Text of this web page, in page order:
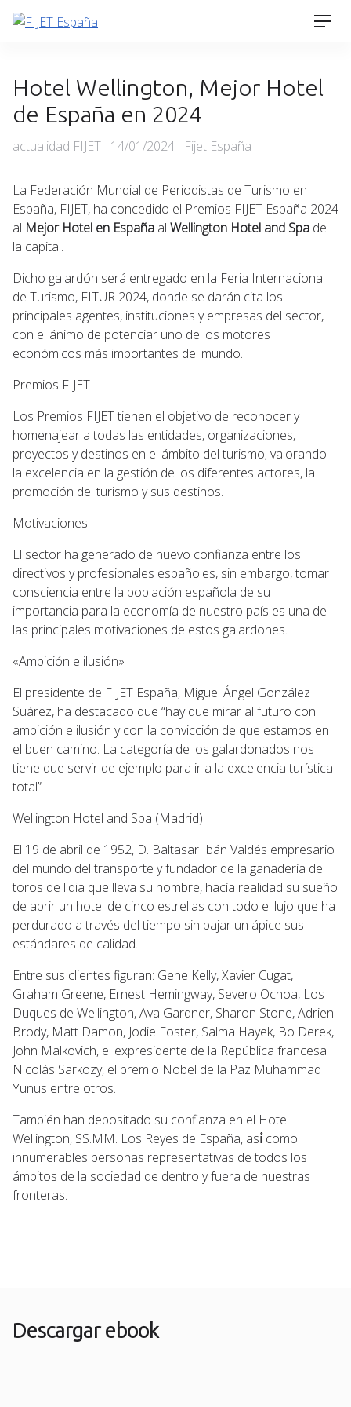
Skip
Hotel Wellington, Mejor Hotel
de España en 2024
Categories
actualidad FIJET Posted
14/01/2024 Fijet España
La Federación Mundial de Periodistas de Turismo en
España, FIJET, ha concedido el Premios FIJET España 2024
al Mejor Hotel en España al Wellington Hotel and Spa de
la capital.
Dicho galardón será entregado en la Feria Internacional
de Turismo, FITUR 2024, donde se darán cita los
principales agentes, instituciones y empresas del sector,
con el ánimo de potenciar uno de los motores
económicos más importantes del mundo.
Premios FIJET
Los Premios FIJET tienen el objetivo de reconocer y
homenajear a todas las entidades, organizaciones,
proyectos y destinos en el ámbito del turismo; valorando
la excelencia en la gestión de los diferentes actores, la
promoción del turismo y sus destinos.
Motivaciones
El sector ha generado de nuevo confianza entre los
directivos y profesionales españoles, sin embargo, tomar
consciencia entre la población española de su
importancia para la economía de nuestro país es una de
las principales motivaciones de estos galardones.
«Ambición e ilusión»
El presidente de FIJET España, Miguel Ángel González
Suárez, ha destacado que “hay que mirar al futuro con
ambición e ilusión y con la convicción de que estamos en
el buen camino. La categoría de los galardonados nos
tiene que servir de ejemplo para ir a la excelencia turística
total”
Wellington Hotel and Spa (Madrid)
El 19 de abril de 1952, D. Baltasar Ibán Valdés empresario
del mundo del transporte y fundador de la ganadería de
toros de lidia que lleva su nombre, hacía realidad su sueño
de abrir un hotel de cinco estrellas con todo el lujo que ha
perdurado a través del tiempo sin bajar un ápice sus
estándares de calidad.
Entre sus clientes figuran: Gene Kelly, Xavier Cugat,
Graham Greene, Ernest Hemingway, Severo Ochoa, Los
Duques de Wellington, Ava Gardner, Sharon Stone, Adrien
Brody, Matt Damon, Jodie Foster, Salma Hayek, Bo Derek,
John Malkovich, el expresidente de la República francesa
Nicolás Sarkozy, el premio Nobel de la Paz Muhammad
Yunus entre otros.
También han depositado su confianza en el Hotel
Wellington, SS.MM. Los Reyes de España, así́ como
innumerables personas representativas de todos los
ámbitos de la sociedad de dentro y fuera de nuestras
fronteras.
Descargar ebook